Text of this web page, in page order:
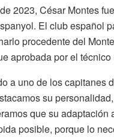
2023, César Montes
El club español
procedente del
aprobada por el
a uno de los capitanes
su
que su adaptación
posible, porque lo